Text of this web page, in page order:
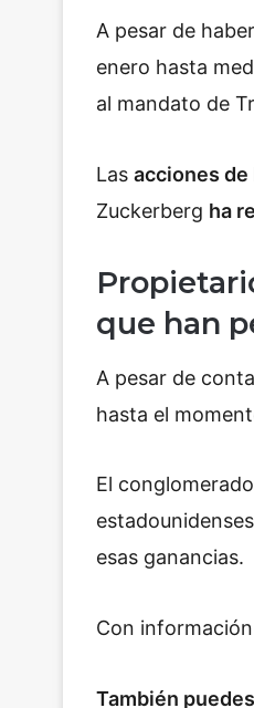
A pesar de
enero hasta
al mandato de
Las acciones de
Zuckerberg ha
que han
A pesar de
hasta el
El
esas ganancias.
Con
También